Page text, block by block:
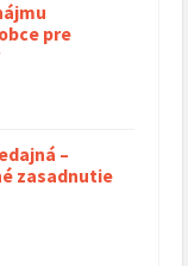
pre
–
zasadnutie